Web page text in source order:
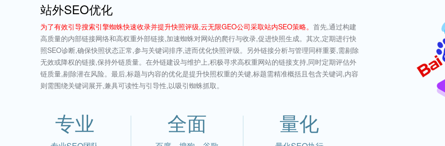
站外SEO优化
为了有效引导搜索引擎蜘蛛快速收录并提升快照评级,云无限GEO公司采取站内SEO策略。 首先,通过构建
高质量的内部链接网络和高权重外部链接,加速蜘蛛对网站的爬行与收录,促进快照生成。其次,定期进行快
照SEO诊断,确保快照状态正常,参与关键词排序,进而优化快照评级。另外链接分析与管理同样重要,需剔除
无效或降权的链接,保持外链质量。在外链建设与维护上,积极寻求高权重网站的链接支持,同时定期评估外
链质量,剔除潜在风险。最后,标题与内容的优化是提升快照权重的关键,标题需精准概括且包含关键词,内容
则需围绕关键词展开,兼具可读性与引导性,以吸引蜘蛛抓取。
专业 全面 量化